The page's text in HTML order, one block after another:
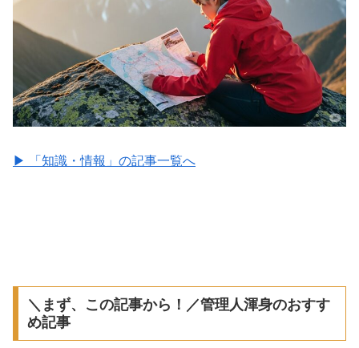
▶︎ 「知識・情報」の記事一覧へ
＼まず、この記事から！／管理人渾身のおすす
め記事